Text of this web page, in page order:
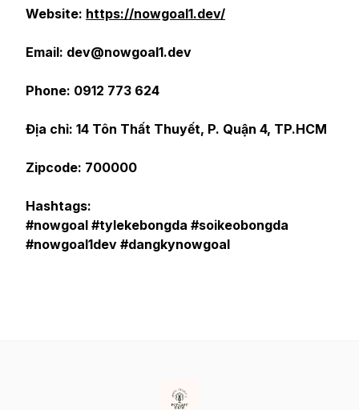
Website: https://nowgoal1.dev/
Email: dev@nowgoal1.dev
Phone: 0912 773 624
Địa chỉ: 14 Tôn Thất Thuyết, P. Quận 4, TP.HCM
Zipcode: 700000
Hashtags:
#nowgoal #tylekebongda #soikeobongda
#nowgoal1dev #dangkynowgoal